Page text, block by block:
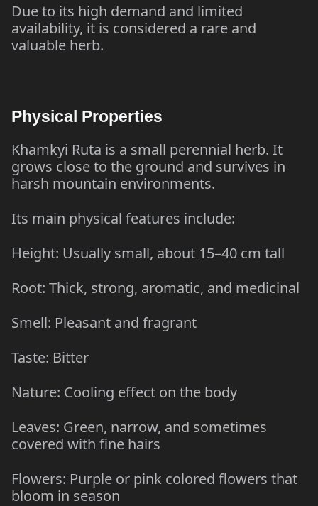
Due to its high demand and limited
availability, it is considered a rare and
valuable herb.
Physical Properties
Khamkyi Ruta is a small perennial herb. It
grows close to the ground and survives in
harsh mountain environments.
Its main physical features include:
Height: Usually small, about 15–40 cm tall
Root: Thick, strong, aromatic, and medicinal
Smell: Pleasant and fragrant
Taste: Bitter
Nature: Cooling effect on the body
Leaves: Green, narrow, and sometimes
covered with fine hairs
Flowers: Purple or pink colored flowers that
bloom in season